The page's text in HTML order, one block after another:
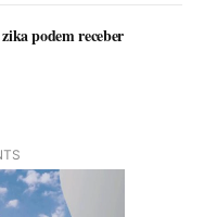
podem receber